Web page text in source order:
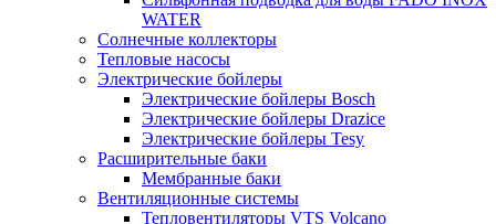
WATER
Солнечные коллекторы
Тепловые насосы
Электрические бойлеры
Электрические бойлеры Bosch
Электрические бойлеры Drazice
Электрические бойлеры Tesy
Расширительные баки
Мембранные баки
Вентиляционные системы
Тепловентиляторы VTS Volcano